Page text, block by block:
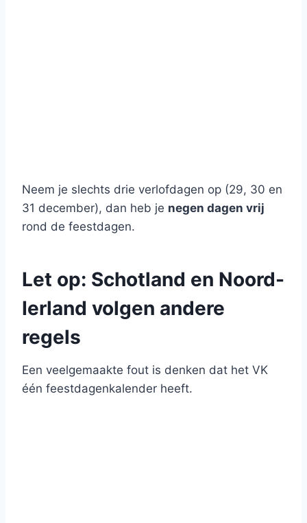
Neem je slechts drie verlofdagen op (29, 30 en
31 december), dan heb je negen dagen vrij
rond de feestdagen.
Let op: Schotland en Noord-
Ierland volgen andere
regels
Een veelgemaakte fout is denken dat het VK
één feestdagenkalender heeft.